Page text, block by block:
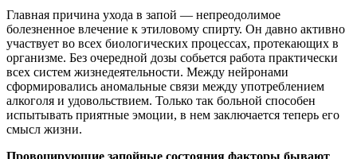
Главная причина ухода в запой — непреодолимое
болезненное влечение к этиловому спирту. Он давно активно
участвует во всех биологических процессах, протекающих в
организме. Без очередной дозы собьется работа практически
всех систем жизнедеятельности. Между нейронами
сформировались аномальные связи между употреблением
алкоголя и удовольствием. Только так больной способен
испытывать приятные эмоции, в нем заключается теперь его
смысл жизни.
Провоцирующие запойные состояния факторы бывают